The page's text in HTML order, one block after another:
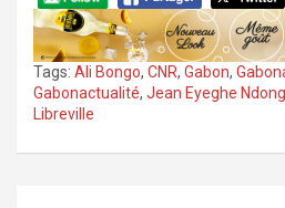
Tags: Ali Bongo, CNR, Gabon,
Gabonactualité, Jean Eyeghe Ndong
Libreville